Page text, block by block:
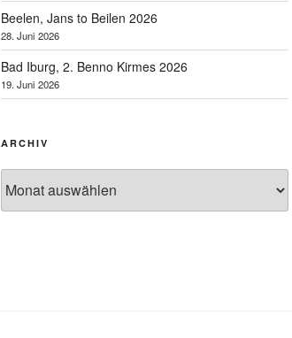
Beelen, Jans to Beilen 2026
28. Juni 2026
Bad Iburg, 2. Benno Kirmes 2026
19. Juni 2026
ARCHIV